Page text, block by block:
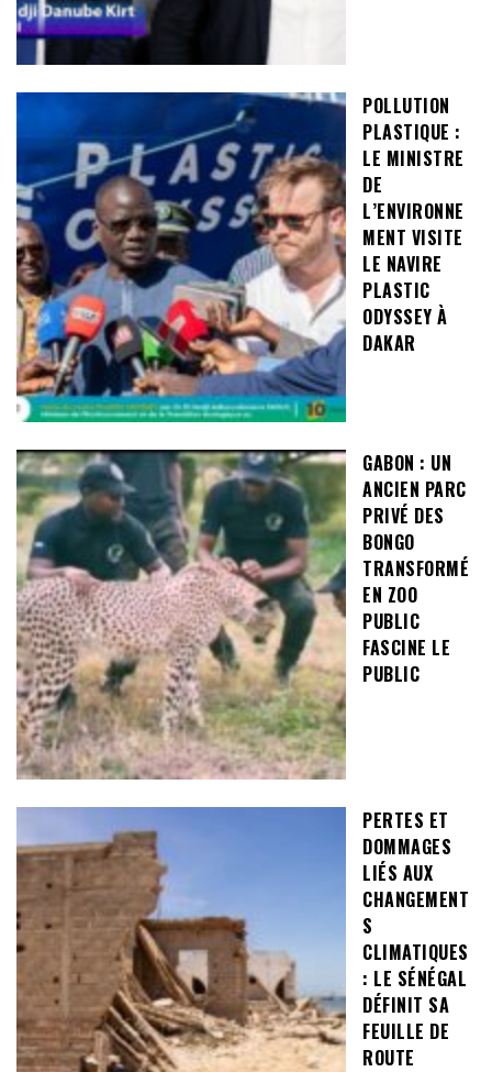
POLLUTION
PLASTIQUE :
LE MINISTRE
DE
L’ENVIRONNE
MENT VISITE
LE NAVIRE
PLASTIC
ODYSSEY À
DAKAR
GABON : UN
ANCIEN PARC
PRIVÉ DES
BONGO
TRANSFORMÉ
EN ZOO
PUBLIC
FASCINE LE
PUBLIC
PERTES ET
DOMMAGES
LIÉS AUX
CHANGEMENT
S
CLIMATIQUES
: LE SÉNÉGAL
DÉFINIT SA
FEUILLE DE
ROUTE